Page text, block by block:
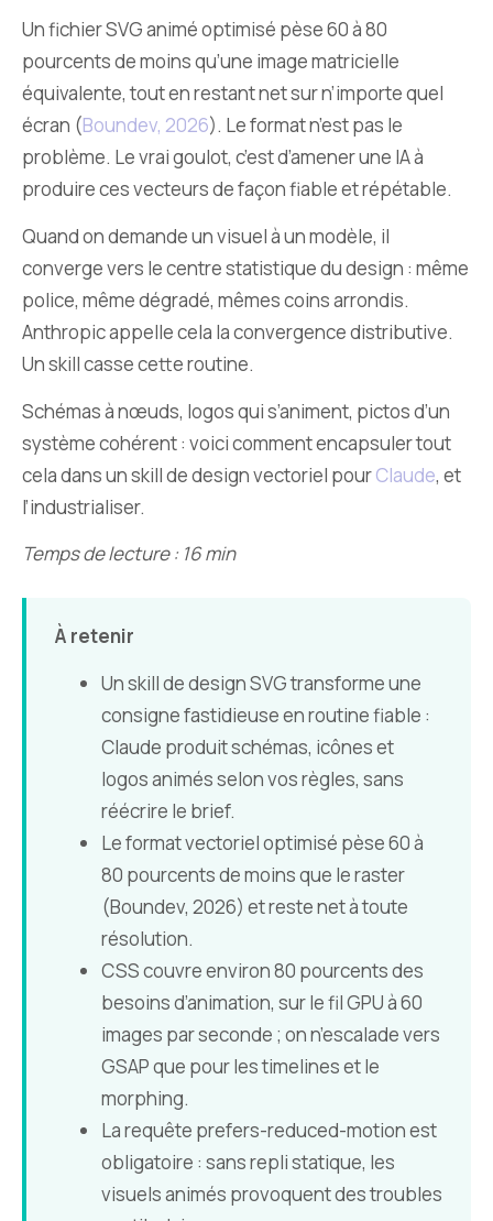
Un fichier SVG animé optimisé pèse 60 à 80
pourcents de moins qu’une image matricielle
équivalente, tout en restant net sur n’importe quel
écran (Boundev, 2026). Le format n’est pas le
problème. Le vrai goulot, c’est d’amener une IA à
produire ces vecteurs de façon fiable et répétable.
Quand on demande un visuel à un modèle, il
converge vers le centre statistique du design : même
police, même dégradé, mêmes coins arrondis.
Anthropic appelle cela la convergence distributive.
Un skill casse cette routine.
Schémas à nœuds, logos qui s’animent, pictos d’un
système cohérent : voici comment encapsuler tout
cela dans un skill de design vectoriel pourClaude, et
l’industrialiser.
Temps de lecture : 16 min
À retenir
Un skill de design SVG transforme une
consigne fastidieuse en routine fiable :
Claude produit schémas, icônes et
logos animés selon vos règles, sans
réécrire le brief.
Le format vectoriel optimisé pèse 60 à
80 pourcents de moins que le raster
(Boundev, 2026) et reste net à toute
résolution.
CSS couvre environ 80 pourcents des
besoins d’animation, sur le fil GPU à 60
images par seconde ; on n’escalade vers
GSAP que pour les timelines et le
morphing.
La requête prefers-reduced-motion est
obligatoire : sans repli statique, les
visuels animés provoquent des troubles